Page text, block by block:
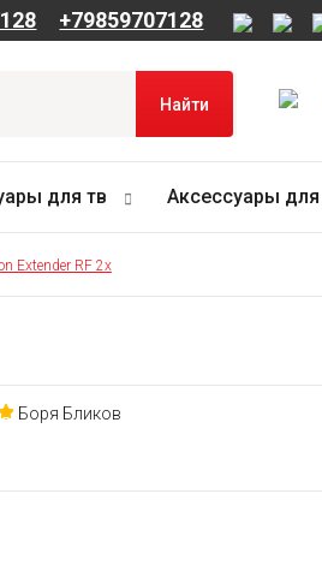
+79859707128
Найти
для тв Аксессуары
Extender RF 2x
Боря Бликов